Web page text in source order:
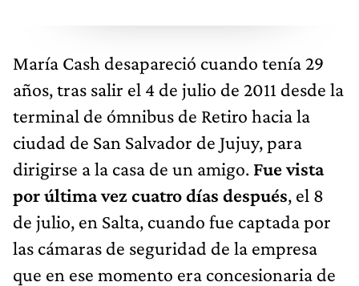
María Cash desapareció cuando tenía 29
años, tras salir el 4 de julio de 2011 desde la
terminal de ómnibus de Retiro hacia la
ciudad de San Salvador de Jujuy, para
dirigirse a la casa de un amigo. Fue vista
por última vez cuatro días después, el 8
de julio, en Salta, cuando fue captada por
las cámaras de seguridad de la empresa
que en ese momento era concesionaria de